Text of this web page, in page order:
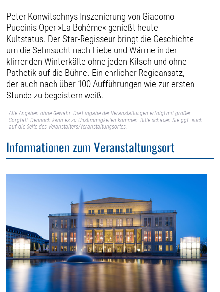
Peter Konwitschnys Inszenierung von Giacomo
Puccinis Oper »La Bohème« genießt heute
Kultstatus. Der Star-Regisseur bringt die Geschichte
um die Sehnsucht nach Liebe und Wärme in der
klirrenden Winterkälte ohne jeden Kitsch und ohne
Pathetik auf die Bühne. Ein ehrlicher Regieansatz,
der auch nach über 100 Aufführungen wie zur ersten
Stunde zu begeistern weiß.
Alle Angaben ohne Gewähr. Die Eingabe der Veranstaltungen erfolgt mit großer
Sorgfalt. Dennoch kann es zu Unstimmigkeiten kommen. Bitte schauen Sie ggf. auch
auf die Seite des Veranstalters/Veranstaltungsortes.
Informationen zum Veranstaltungsort